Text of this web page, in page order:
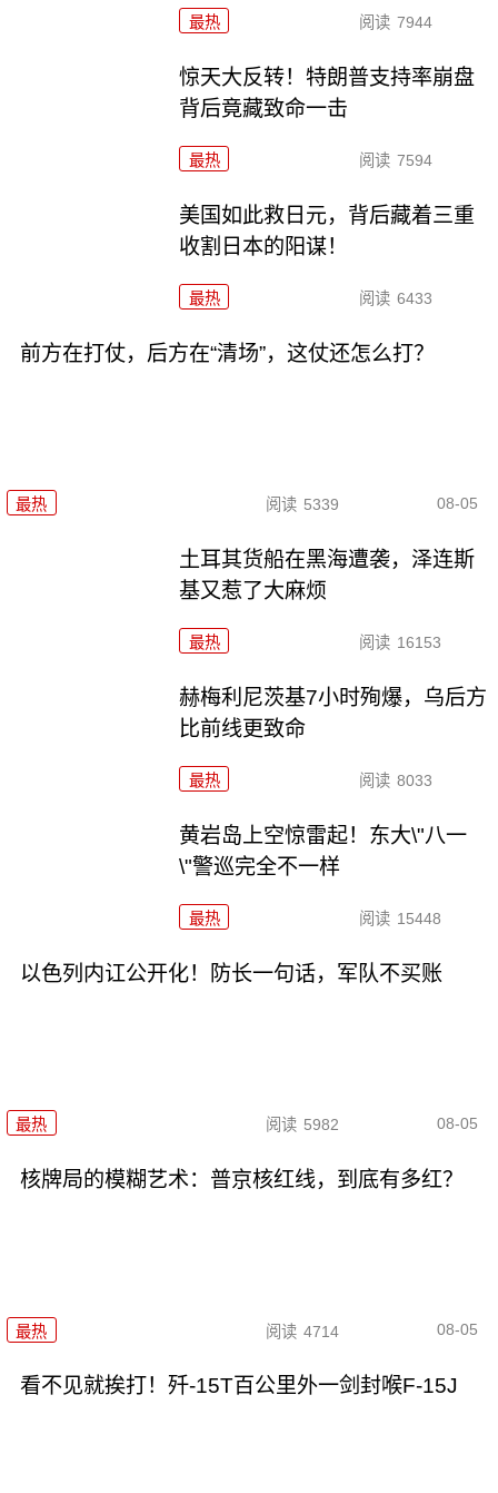
最热 阅读 7944
惊天大反转！特朗普支持率崩盘
背后竟藏致命一击
最热 阅读 7594
美国如此救日元，背后藏着三重
收割日本的阳谋！
最热 阅读 6433
前方在打仗，后方在“清场”，这仗还怎么打？
最热 阅读 5339 08-05
土耳其货船在黑海遭袭，泽连斯
基又惹了大麻烦
最热 阅读 16153
赫梅利尼茨基7小时殉爆，乌后方
比前线更致命
最热 阅读 8033
黄岩岛上空惊雷起！东大\"八一
\"警巡完全不一样
最热 阅读 15448
以色列内讧公开化！防长一句话，军队不买账
最热 阅读 5982 08-05
核牌局的模糊艺术：普京核红线，到底有多红？
最热 阅读 4714 08-05
看不见就挨打！歼-15T百公里外一剑封喉F-15J